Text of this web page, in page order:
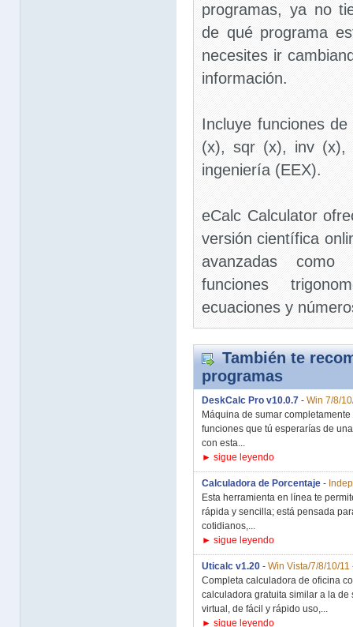
programas, ya no
de qué programa
necesites ir
información.
Incluye funciones
(x), sqr (x), inv (x),
ingeniería (EEX).
eCalc Calculator
versión científica
avanzadas como
funciones
ecuaciones y
También te
programas
DeskCalc Pro v10.0.7 - Win 7/8/
Máquina de sumar
funciones que tú esperarías de
con esta...
► sigue leyendo
Calculadora de Porcentaje -
Esta herramienta en línea te
rápida y sencilla; está pensada
cotidianos,...
► sigue leyendo
Uticalc v1.20 - Win Vista/7/8/10/11
Completa calculadora de oficina
calculadora gratuita similar a la
virtual, de fácil y rápido uso,...
► sigue leyendo